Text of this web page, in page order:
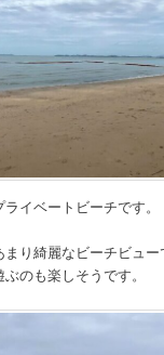
イベートビーチです。
り綺麗なビーチビュ
のも楽しそうです。